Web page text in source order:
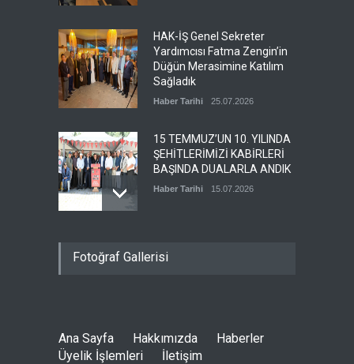
HAK-İŞ Genel Sekreter
Yardımcısı Fatma Zengin’in
Düğün Merasimine Katılım
Sağladık
Haber Tarihi 25.07.2026
15 TEMMUZ’UN 10. YILINDA
ŞEHİTLERİMİZİ KABİRLERİ
BAŞINDA DUALARLA ANDIK
Haber Tarihi 15.07.2026
DEMOKRASİ VE MİLLÎ BİRLİK
GENEL DENETLEME
KURULUMUZ TOPLANDI
Fotoğraf Gallerisi
Ana Sayfa Hakkımızda
Haberler
Üyelik İşlemleri
İletişim